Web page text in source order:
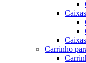
Carrinho